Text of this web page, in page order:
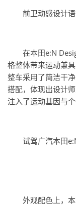
前卫动感设计
在本田e:N
格整体带来运动兼
整车采用了简洁干
搭配，体现出设计
注入了运动基因与个
试驾广汽本田
外观配色上，